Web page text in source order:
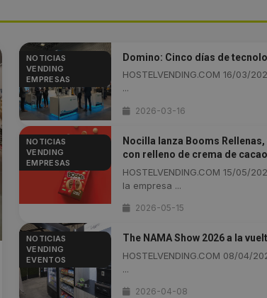
NOTICIAS
VENDING
EMPRESAS
Domino: Cinco días de
HOSTELVENDING.COM 16/03/
...
2026-03-16
NOTICIAS
VENDING
EMPRESAS
Nocilla lanza Booms
con relleno de crema de cacao
HOSTELVENDING.COM 15/05/
la empresa ...
2026-05-15
NOTICIAS
VENDING
EVENTOS
The NAMA Show 2026 a la
HOSTELVENDING.COM 08/04/
...
2026-04-08